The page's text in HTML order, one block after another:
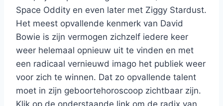
Space Oddity en even later met Ziggy Stardust.
Het meest opvallende kenmerk van David
Bowie is zijn vermogen zichzelf iedere keer
weer helemaal opnieuw uit te vinden en met
een radicaal vernieuwd imago het publiek weer
voor zich te winnen. Dat zo opvallende talent
moet in zijn geboortehoroscoop zichtbaar zijn.
Klik op de onderstaande link om de radix van